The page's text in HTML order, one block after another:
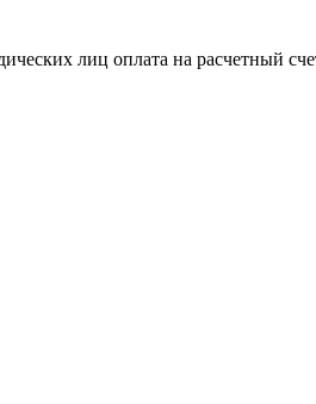
лиц оплата на расчетный